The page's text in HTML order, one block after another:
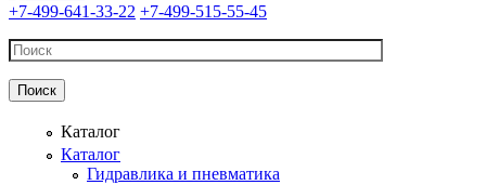
+7-499-641-33-22 +7-499-515-55-45
Каталог
Каталог
Гидравлика и пневматика